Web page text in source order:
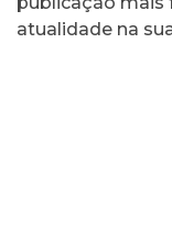
atualidade na